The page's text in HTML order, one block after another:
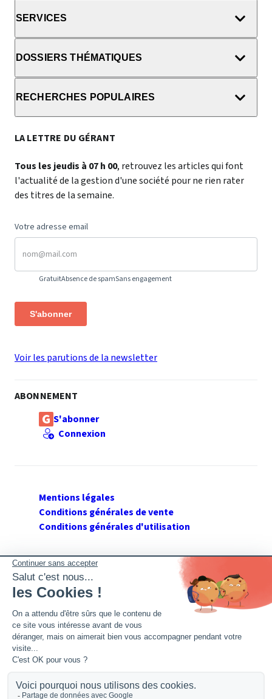
SERVICES
DOSSIERS THÉMATIQUES
RECHERCHES POPULAIRES
LA LETTRE DU GÉRANT
Tous les jeudis à 07 h 00, retrouvez les articles qui font
l'actualité de la gestion d'une société pour ne rien rater
des titres de la semaine.
Votre adresse email
GratuitAbsence de spamSans engagement
S'abonner
Voir les parutions de la newsletter
ABONNEMENT
S'abonner
Connexion
Mentions légales
Conditions générales de vente
Conditions générales d'utilisation
SUIVEZ GERANT DE SARL
Twitter
Facebook